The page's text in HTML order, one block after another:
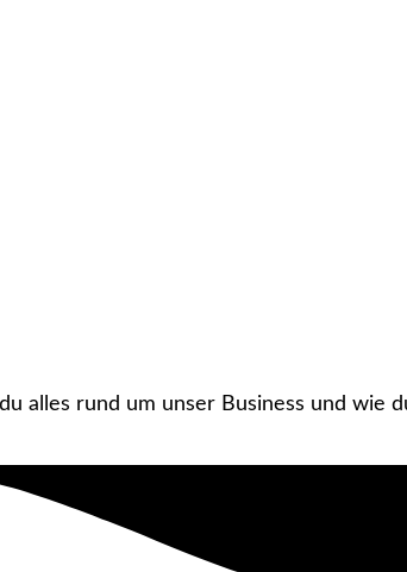
alles rund um unser Business und wie